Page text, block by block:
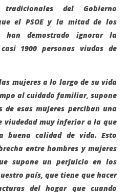
del Gobierno
el PSOE y la mitad de los
han demostrado ignorar la
1900 personas viudas de
mujeres a lo largo de su vida
al cuidado familiar, supone
de esas mujeres perciban una
viudedad muy inferior a la que
buena calidad de vida. Esto
entre hombres y mujeres
supone un perjuicio en los
país, que tiene que hacer
del hogar que cuando